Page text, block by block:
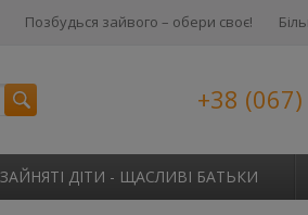
Позбудься зайвого – обери своє!
+38
ЗАЙНЯТІ ДІТИ - ЩАСЛИВІ БАТЬКИ